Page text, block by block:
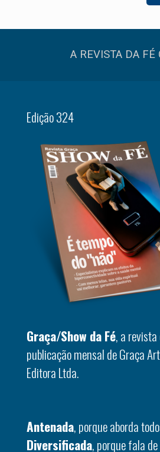
A REVISTA DA FÉ
Edição 324
Graça/Show da Fé, a
publicação mensal de Graça
Editora Ltda.
Antenada, porque aborda
Diversificada, porque fala